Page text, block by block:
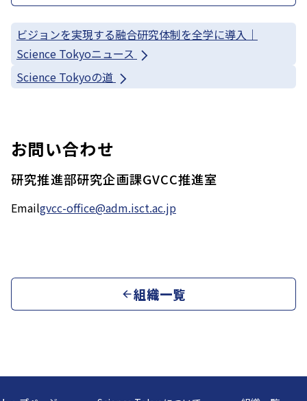
ビジョンを実現する融合研究体制を全学に導入｜
Science Tokyoニュース
Science Tokyoの道
お問い合わせ
研究推進部研究企画課GVCC推進室
Emailgvcc-office@adm.isct.ac.jp
組織一覧